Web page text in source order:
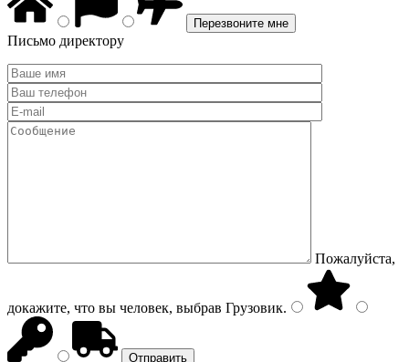
Письмо директору
Пожалуйста,
докажите, что вы человек, выбрав Грузовик.